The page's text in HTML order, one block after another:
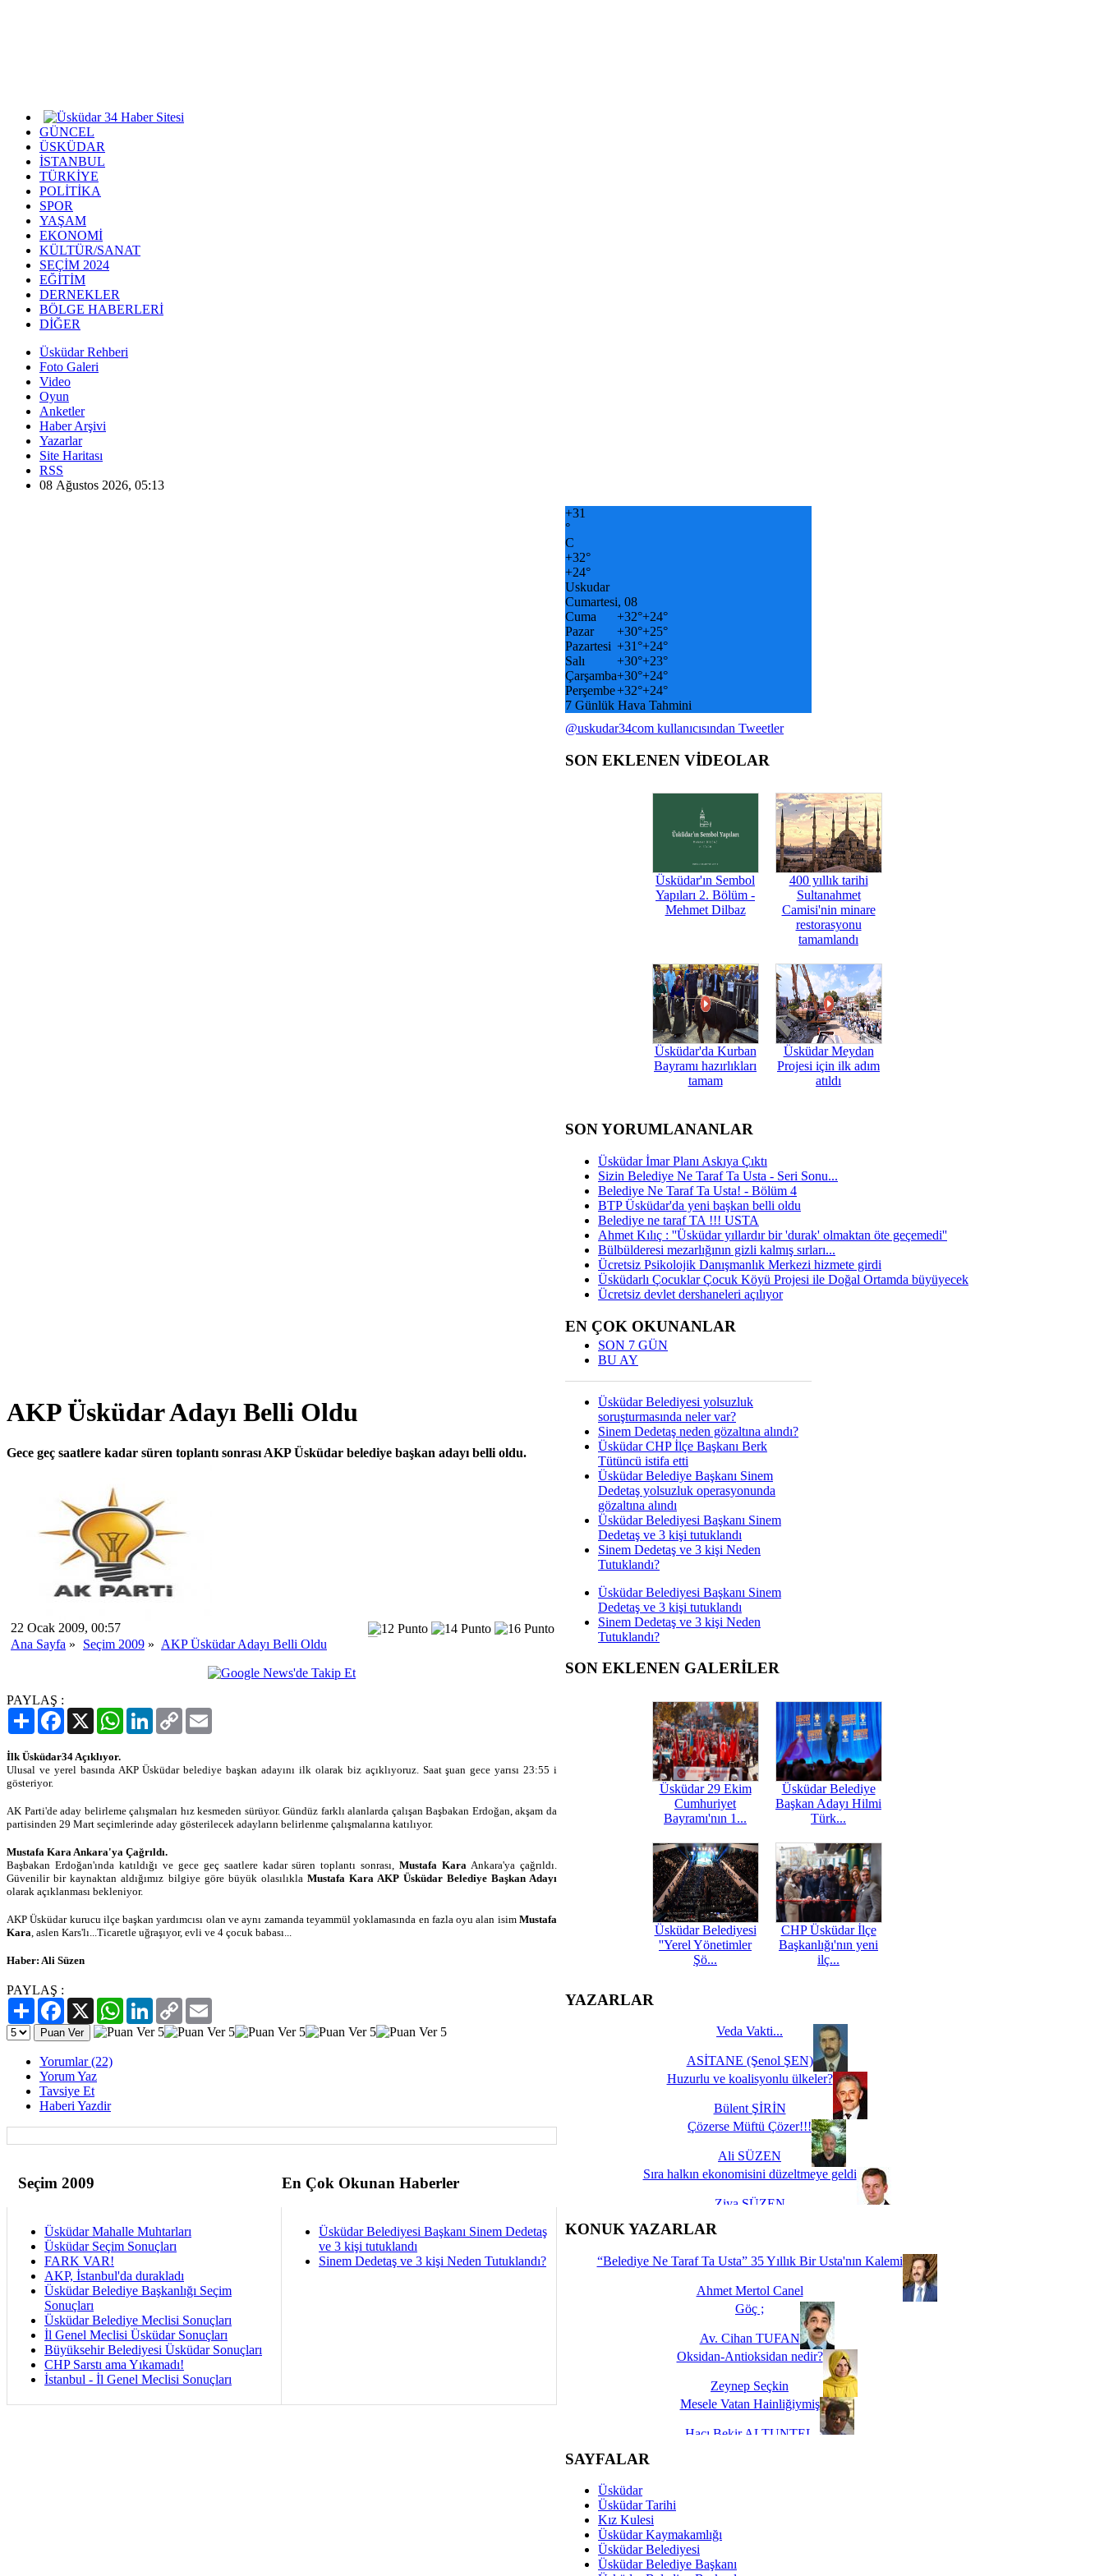
GÜNCEL
ÜSKÜDAR
İSTANBUL
TÜRKİYE
POLİTİKA
SPOR
YAŞAM
EKONOMİ
KÜLTÜR/SANAT
SEÇİM 2024
EĞİTİM
DERNEKLER
BÖLGE HABERLERİ
DİĞER
Üsküdar Rehberi
Foto Galeri
Video
Oyun
Anketler
Haber Arşivi
Yazarlar
Site Haritası
RSS
08 Ağustos 2026, 05:13
AKP Üsküdar Adayı Belli Oldu
Gece geç saatlere kadar süren toplantı sonrası AKP Üsküdar belediye başkan adayı belli oldu.
22 Ocak 2009, 00:57
Ana Sayfa » Seçim 2009 » AKP Üsküdar Adayı Belli Oldu
PAYLAŞ :
PaylaşFacebook
X WhatsAppLinkedIn
Copy
Link
İlk Üsküdar34 Açıklıyor.
Ulusal ve yerel basında AKP Üsküdar belediye başkan adayını ilk olarak biz açıklıyoruz. Saat şuan gece yarısı 23:55 i
gösteriyor.
AK Parti'de aday belirleme çalışmaları hız kesmeden sürüyor. Gündüz farklı alanlarda çalışan Başbakan Erdoğan, akşam da
partisinden 29 Mart seçimlerinde aday gösterilecek adayların belirlenme çalışmalarına katılıyor.
Mustafa Kara Ankara'ya Çağrıldı.
Başbakan Erdoğan'ında katıldığı ve gece geç saatlere kadar süren toplantı sonrası,Mustafa Kara Ankara'ya çağrıldı.
Güvenilir bir kaynaktan aldığımız bilgiye göre büyük olasılıklaMustafa Kara AKP Üsküdar Belediye Başkan Adayı
olarak açıklanması bekleniyor.
AKP Üsküdar kurucu ilçe başkan yardımcısı olan ve aynı zamanda teyammül yoklamasında en fazla oyu alan isim Mustafa
Kara , aslen Kars'lı...Ticaretle uğraşıyor, evli ve 4 çocuk babası...
Haber: Ali Süzen
PAYLAŞ :
PaylaşFacebook
X WhatsAppLinkedIn
Copy
Link
Yorumlar (22)
Yorum Yaz
Tavsiye Et
Haberi Yazdir
Seçim 2009 En Çok Okunan Haberler
Üsküdar Mahalle Muhtarları
Üsküdar Seçim Sonuçları
FARK VAR!
AKP, İstanbul'da durakladı
Üsküdar Belediye Başkanlığı Seçim
Sonuçları
Üsküdar Belediye Meclisi Sonuçları
İl Genel Meclisi Üsküdar Sonuçları
Büyüksehir Belediyesi Üsküdar Sonuçları
CHP Sarstı ama Yıkamadı!
İstanbul - İl Genel Meclisi Sonuçları
Üsküdar Belediyesi Başkanı Sinem Dedetaş
ve 3 kişi tutuklandı
Sinem Dedetaş ve 3 kişi Neden Tutuklandı?
+31
°
C
+32°
+24°
Uskudar
Cumartesi, 08
Cuma
+32°+24°
Pazar
+30°+25°
Pazartesi +31°+24°
Salı
+30°+23°
Çarşamba+30°+24°
Perşembe+32°+24°
7 Günlük Hava Tahmini
@uskudar34com kullanıcısından Tweetler
SON EKLENEN VİDEOLAR
Üsküdar'ın Sembol
Yapıları 2. Bölüm -
Mehmet Dilbaz
400 yıllık tarihi
Sultanahmet
Camisi'nin minare
restorasyonu
tamamlandı
Üsküdar'da Kurban
Bayramı hazırlıkları
tamam
Üsküdar Meydan
Projesi için ilk adım
atıldı
SON YORUMLANANLAR
Üsküdar İmar Planı Askıya Çıktı
Sizin Belediye Ne Taraf Ta Usta - Seri Sonu...
Belediye Ne Taraf Ta Usta! - Bölüm 4
BTP Üsküdar'da yeni başkan belli oldu
Belediye ne taraf TA !!! USTA
Ahmet Kılıç : ''Üsküdar yıllardır bir 'durak' olmaktan öte geçemedi''
Bülbülderesi mezarlığının gizli kalmış sırları...
Ücretsiz Psikolojik Danışmanlık Merkezi hizmete girdi
Üsküdarlı Çocuklar Çocuk Köyü Projesi ile Doğal Ortamda büyüyecek
Ücretsiz devlet dershaneleri açılıyor
EN ÇOK OKUNANLAR
SON 7 GÜN
BU AY
Üsküdar Belediyesi yolsuzluk
soruşturmasında neler var?
Sinem Dedetaş neden gözaltına alındı?
Üsküdar CHP İlçe Başkanı Berk
Tütüncü istifa etti
Üsküdar Belediye Başkanı Sinem
Dedetaş yolsuzluk operasyonunda
gözaltına alındı
Üsküdar Belediyesi Başkanı Sinem
Dedetaş ve 3 kişi tutuklandı
Sinem Dedetaş ve 3 kişi Neden
Tutuklandı?
Üsküdar Belediyesi Başkanı Sinem
Dedetaş ve 3 kişi tutuklandı
Sinem Dedetaş ve 3 kişi Neden
Tutuklandı?
SON EKLENEN GALERİLER
Üsküdar 29 Ekim
Cumhuriyet
Bayramı'nın 1...
Üsküdar Belediye
Başkan Adayı Hilmi
Türk...
Üsküdar Belediyesi
''Yerel Yönetimler
Şö...
CHP Üsküdar İlçe
Başkanlığı'nın yeni
ilç...
YAZARLAR
Veda Vakti...
ASİTANE (Şenol ŞEN)
Huzurlu ve koalisyonlu ülkeler?
Bülent ŞİRİN
Çözerse Müftü Çözer!!!
Ali SÜZEN
Sıra halkın ekonomisini düzeltmeye geldi
Ziya SÜZEN
İşte Biz buyuz...
KONUK YAZARLAR
“Belediye Ne Taraf Ta Usta” 35 Yıllık Bir Usta'nın Kalemi
Ahmet Mertol Canel
Göç ;
Av. Cihan TUFAN
Oksidan-Antioksidan nedir?
Zeynep Seçkin
Mesele Vatan Hainliğiymiş
Hacı Bekir ALTUNTEL
Dünya Fani, Ama Kısa Bir Süre De Olsa Burdayız
Savaş ŞENEL
Hukukun Adaleti Kalmadı Üstadım!
SAYFALAR
Üsküdar
Üsküdar Tarihi
Kız Kulesi
Üsküdar Kaymakamlığı
Üsküdar Belediyesi
Üsküdar Belediye Başkanı